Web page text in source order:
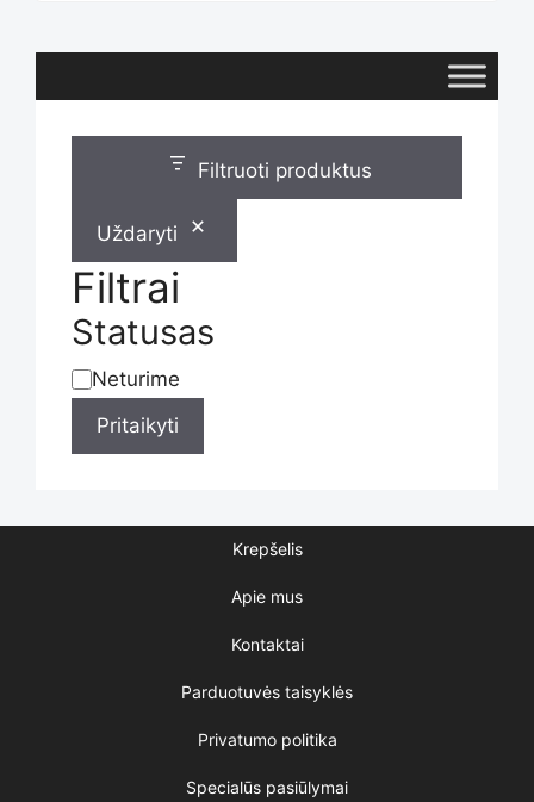
be
chosen
on
the
product
page
Filtruoti produktus
Uždaryti
Filtrai
Statusas
Statusas
Neturime
Pritaikyti
Krepšelis
Apie mus
Kontaktai
Parduotuvės taisyklės
Privatumo politika
Specialūs pasiūlymai